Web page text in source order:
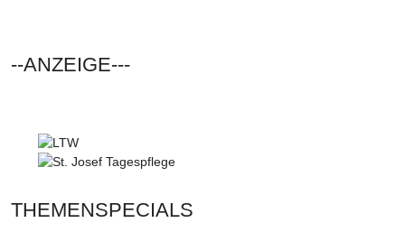
--ANZEIGE---
THEMENSPECIALS